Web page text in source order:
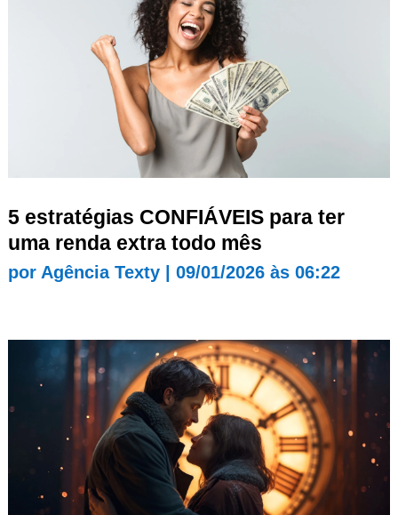
5 estratégias CONFIÁVEIS para ter
uma renda extra todo mês
por Agência Texty| 09/01/2026 às 06:22